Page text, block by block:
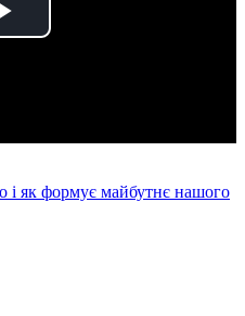
Play
і як формує майбутнє нашого